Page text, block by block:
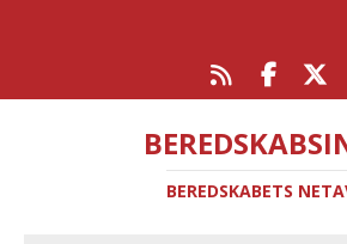
BEREDSKABETS